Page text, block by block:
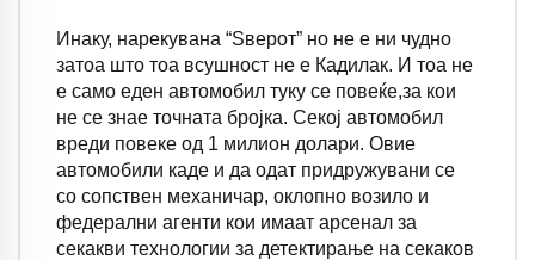
Инаку, нарекувана “Ѕверот” но не е ни чудно
затоа што тоа всушност не е Кадилак. И тоа не
е само еден автомобил туку се повеќе,за кои
не се знае точната бројка. Секој автомобил
вреди повеке од 1 милион долари. Овие
автомобили каде и да одат придружувани се
со сопствен механичар, оклопно возило и
федерални агенти кои имаат арсенал за
секакви технологии за детектирање на секаков